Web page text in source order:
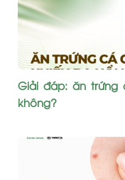
Giải đáp: ăn trứng
không?